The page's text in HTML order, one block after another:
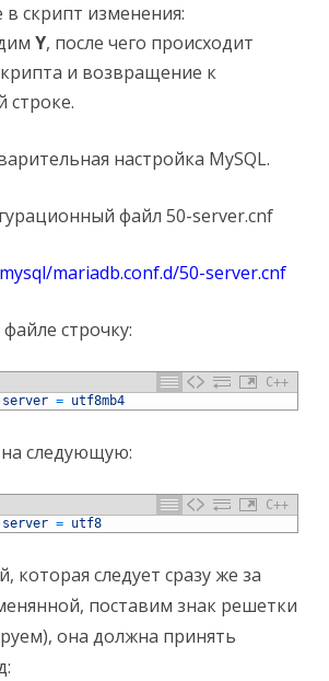
в скрипт изменения:
Y, после чего происходит
и возвращение к
строке.
настройка MySQL.
файл 50-server.cnf
mariadb.conf.d/50-server.cnf
строчку:
C++
server = utf8mb4
следующую:
C++
server = utf8
которая следует сразу же за
поставим знак решетки
она должна принять